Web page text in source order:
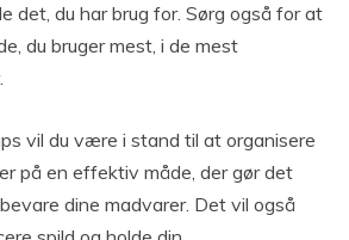
det, du har brug for. Sørg også for at
du bruger mest, i de mest
vil du være i stand til at organisere
på en effektiv måde, der gør det
dine madvarer. Det vil også